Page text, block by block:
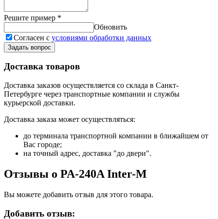
Решите пример *
Обновить
Согласен с условиями обработки данных
Задать вопрос
Доставка товаров
Доставка заказов осуществляется со склада в Санкт-
Петербурге через транспортные компании и службы
курьерской доставки.
Доставка заказа может осуществляться:
до терминала транспортной компании в ближайшем от
Вас городе;
на точный адрес, доставка "до двери".
Отзывы о PA-240A Inter-M
Вы можете добавить отзыв для этого товара.
Добавить отзыв: